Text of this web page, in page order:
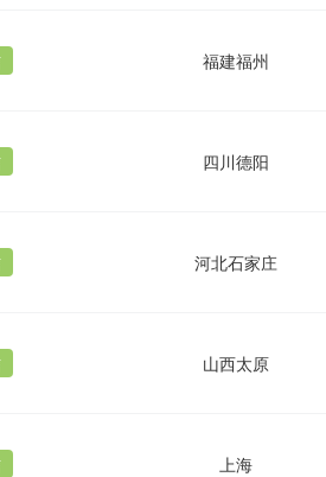
福建福州
四川德阳
河北石家庄
山西太原
上海